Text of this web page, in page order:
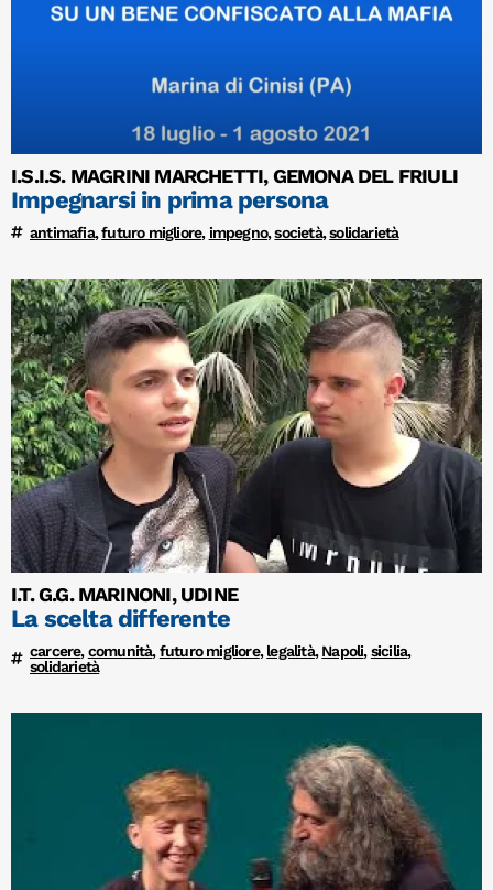
I.S.I.S. MAGRINI MARCHETTI, GEMONA DEL FRIULI
Impegnarsi in prima persona
antimafia,futuro migliore, impegno,società,solidarietà
I.T. G.G. MARINONI, UDINE
La scelta differente
carcere,comunità,futuro migliore,legalità,Napoli,sicilia,
solidarietà